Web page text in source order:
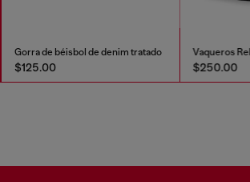
Gorra de béisbol de denim tratado
$125.00 $250.00